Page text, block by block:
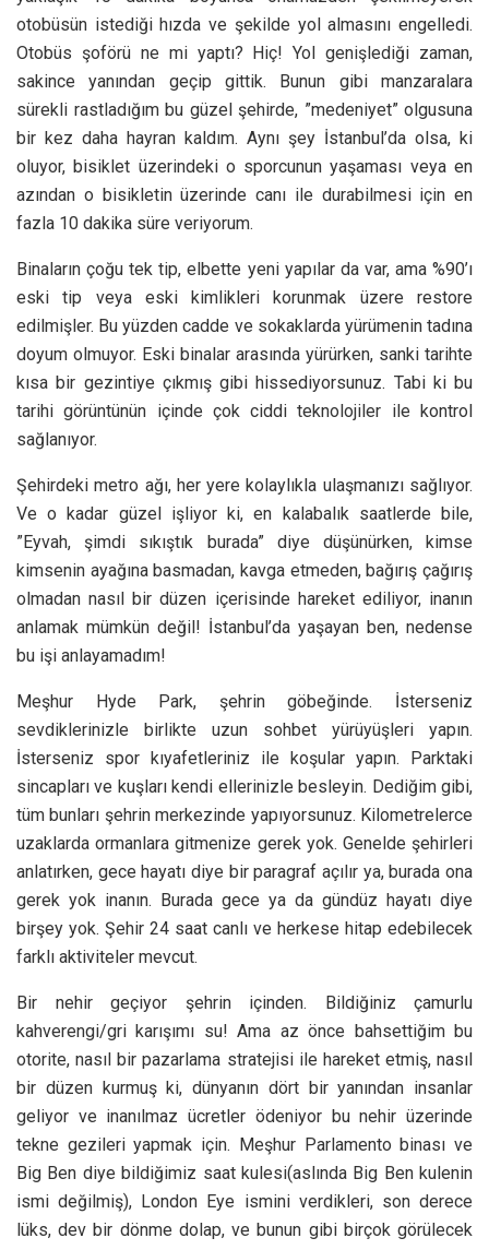
otobüsün istediği hızda ve şekilde yol almasını engelledi.
Otobüs şoförü ne mi yaptı? Hiç! Yol genişlediği zaman,
sakince yanından geçip gittik. Bunun gibi manzaralara
sürekli rastladığım bu güzel şehirde, ”medeniyet” olgusuna
bir kez daha hayran kaldım. Aynı şey İstanbul’da olsa, ki
oluyor, bisiklet üzerindeki o sporcunun yaşaması veya en
azından o bisikletin üzerinde canı ile durabilmesi için en
fazla 10 dakika süre veriyorum.
Binaların çoğu tek tip, elbette yeni yapılar da var, ama %90’ı
eski tip veya eski kimlikleri korunmak üzere restore
edilmişler. Bu yüzden cadde ve sokaklarda yürümenin tadına
doyum olmuyor. Eski binalar arasında yürürken, sanki tarihte
kısa bir gezintiye çıkmış gibi hissediyorsunuz. Tabi ki bu
tarihi görüntünün içinde çok ciddi teknolojiler ile kontrol
sağlanıyor.
Şehirdeki metro ağı, her yere kolaylıkla ulaşmanızı sağlıyor.
Ve o kadar güzel işliyor ki, en kalabalık saatlerde bile,
”Eyvah, şimdi sıkıştık burada” diye düşünürken, kimse
kimsenin ayağına basmadan, kavga etmeden, bağırış çağırış
olmadan nasıl bir düzen içerisinde hareket ediliyor, inanın
anlamak mümkün değil! İstanbul’da yaşayan ben, nedense
bu işi anlayamadım!
Meşhur Hyde Park, şehrin göbeğinde. İsterseniz
sevdiklerinizle birlikte uzun sohbet yürüyüşleri yapın.
İsterseniz spor kıyafetleriniz ile koşular yapın. Parktaki
sincapları ve kuşları kendi ellerinizle besleyin. Dediğim gibi,
tüm bunları şehrin merkezinde yapıyorsunuz. Kilometrelerce
uzaklarda ormanlara gitmenize gerek yok. Genelde şehirleri
anlatırken, gece hayatı diye bir paragraf açılır ya, burada ona
gerek yok inanın. Burada gece ya da gündüz hayatı diye
birşey yok. Şehir 24 saat canlı ve herkese hitap edebilecek
farklı aktiviteler mevcut.
Bir nehir geçiyor şehrin içinden. Bildiğiniz çamurlu
kahverengi/gri karışımı su! Ama az önce bahsettiğim bu
otorite, nasıl bir pazarlama stratejisi ile hareket etmiş, nasıl
bir düzen kurmuş ki, dünyanın dört bir yanından insanlar
geliyor ve inanılmaz ücretler ödeniyor bu nehir üzerinde
tekne gezileri yapmak için. Meşhur Parlamento binası ve
Big Ben diye bildiğimiz saat kulesi(aslında Big Ben kulenin
ismi değilmiş), London Eye ismini verdikleri, son derece
lüks, dev bir dönme dolap, ve bunun gibi birçok görülecek